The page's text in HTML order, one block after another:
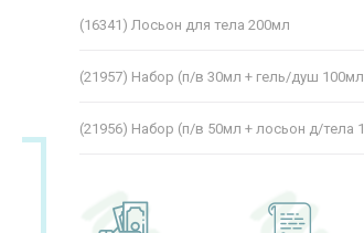
(16341) Лосьон для тела 200мл
(21957) Набор (п/в 30мл + гель/душ
(21956) Набор (п/в 50мл + лосьон д/тела